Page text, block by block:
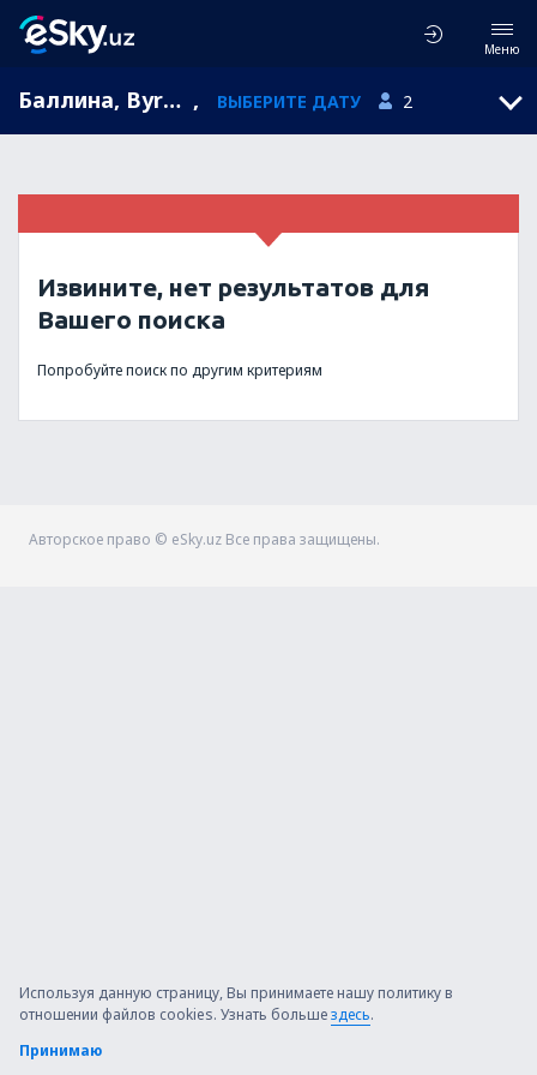
Меню
Баллина, Byron Gateway, New South Wales, Австралия (BNK) , ВЫБЕРИТЕ ДАТУ 2
Извините, нет результатов для
Вашего поиска
Попробуйте поиск по другим критериям
Авторское право © eSky.uz Все права защищены.
Используя данную страницу, Вы принимаете нашу политику в
отношении файлов cookies. Узнать большездесь.
Принимаю